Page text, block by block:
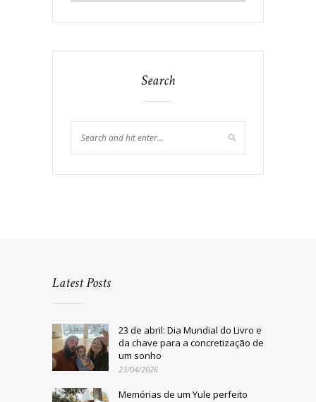
Search
Latest Posts
23 de abril: Dia Mundial do Livro e
da chave para a concretização de
um sonho
23/04/2026
Memórias de um Yule perfeito